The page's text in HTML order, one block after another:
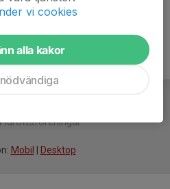
idrottsföreningar
Mobil Desktop
vi cookies
alla kakor